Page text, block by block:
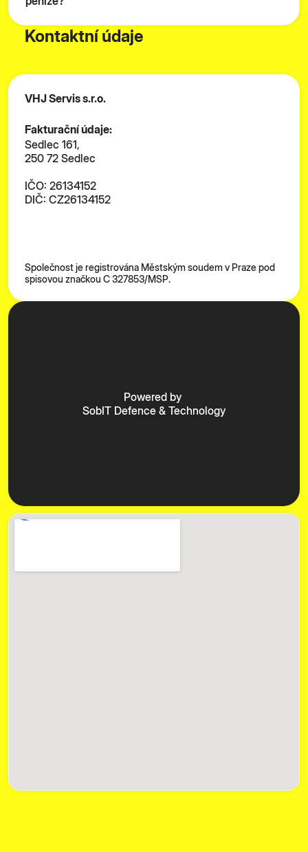
Kontaktní údaje
VHJ Servis s.r.o.
Fakturační údaje:
Sedlec 161,
250 72 Sedlec
IČO: 26134152
DIČ: CZ26134152
Společnost je registrována Městským soudem v Praze pod
spisovou značkou C 327853/MSP.
Powered by
SobIT Defence & Technology